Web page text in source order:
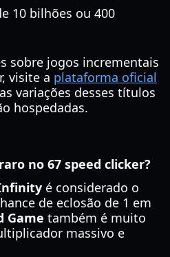
10 bilhões ou 400
sobre jogos incrementais
visite a plataforma oficial
variações desses títulos
hospedadas.
no 67 speed clicker?
é considerado o
de eclosão de 1 em
Game também é muito
massivo e